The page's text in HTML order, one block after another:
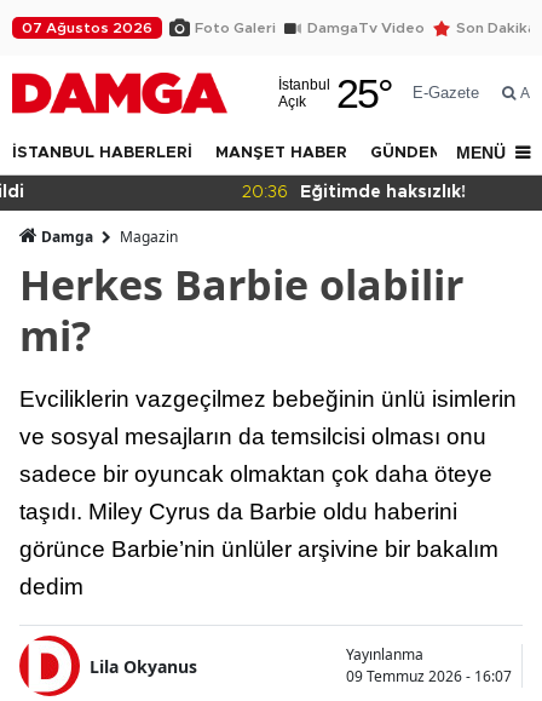
07 Ağustos 2026 Foto Galeri DamgaTv Video Son Dakika
İstanbul
Açık
25° E-Gazete Ara
İSTANBUL HABERLERİ MANŞET HABER GÜNDEM DÜNYA
MENÜ
20:36
Damga Magazin
Herkes Barbie olabilir
mi?
Evciliklerin vazgeçilmez bebeğinin ünlü isimlerin
ve sosyal mesajların da temsilcisi olması onu
sadece bir oyuncak olmaktan çok daha öteye
taşıdı. Miley Cyrus da Barbie oldu haberini
görünce Barbie’nin ünlüler arşivine bir bakalım
dedim
Lila Okyanus
Yayınlanma
09 Temmuz 2026 - 16:07